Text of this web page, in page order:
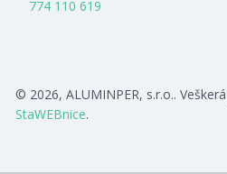
774 110 619
© 2026, ALUMINPER, s.r.o..
StaWEBnice.